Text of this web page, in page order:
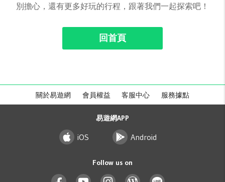
別擔心，還有更多好玩的行程，跟著我們一起探索吧！
回首頁
關於易遊網 會員權益 客服中心 服務據點
易遊網APP
iOS Android
Follow us on